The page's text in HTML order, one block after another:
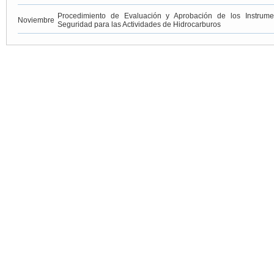
Noviembre Procedimiento de Evaluación y Aprobación de los
Seguridad para las Actividades de Hidrocarburos